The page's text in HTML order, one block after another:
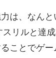
は、なんと
リルと達成
ことでゲ